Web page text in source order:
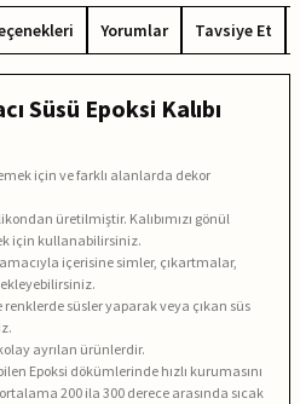
Yorumlar Tavsiye Et
Süsü Epoksi Kalıbı
için ve farklı alanlarda dekor
üretilmiştir. Kalıbımızı gönül
için kullanabilirsiniz.
içerisine simler, çıkartmalar,
renklerde süsler yaparak veya çıkan süs
ayrılan ürünlerdir.
Epoksi dökümlerinde hızlı kurumasını
200 ila 300 derece arasında sıcak